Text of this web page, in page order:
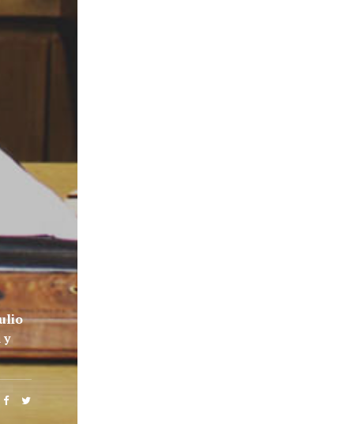
y